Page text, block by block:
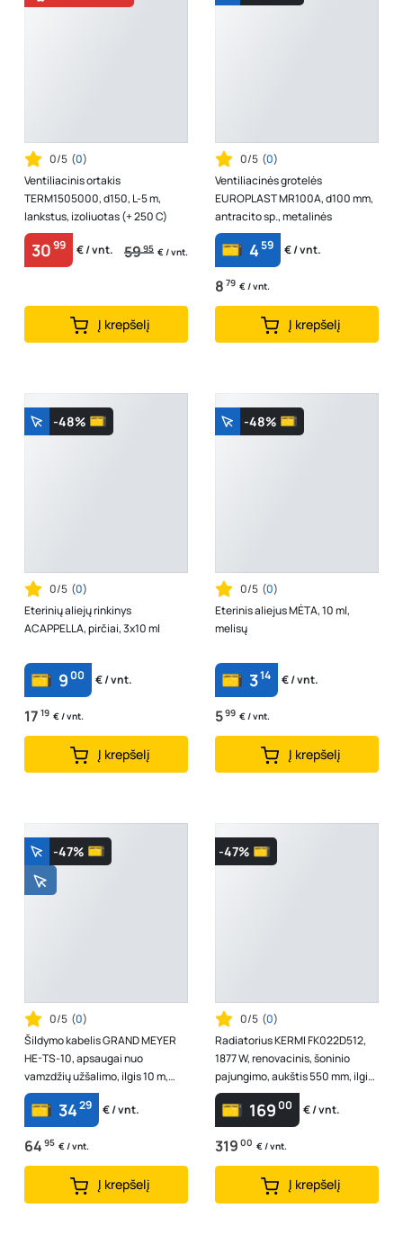
0/5 (0)
Ventiliacinis ortakis
TERM1505000, d150, L-5 m,
lankstus, izoliuotas (+ 250 C)
3099 € / vnt. 5995 € / vnt.
Į krepšelį
0/5 (0)
Ventiliacinės grotelės
EUROPLAST MR100A, d100 mm,
antracito sp., metalinės
459 € / vnt.
8 79 € / vnt.
Į krepšelį
-48%
0/5 (0)
Eterinių aliejų rinkinys
ACAPPELLA, pirčiai, 3x10 ml
900 € / vnt.
17 19 € / vnt.
Į krepšelį
-48%
0/5 (0)
Eterinis aliejus MĖTA, 10 ml,
melisų
314 € / vnt.
599 € / vnt.
Į krepšelį
-47%
0/5 (0)
Šildymo kabelis GRAND MEYER
HE-TS-10, apsaugai nuo
vamzdžių užšalimo, ilgis 10 m,
galia 16 W/m, įtampa 230 V, galia
160 ... 3429 € / vnt.
64 95 € / vnt.
Į krepšelį
-47%
0/5 (0)
Radiatorius KERMI FK022D512,
1877 W, renovacinis, šoninio
pajungimo, aukštis 550 mm, ilgis
1200 mm
16900 € / vnt.
319 00 € / vnt.
Į krepšelį